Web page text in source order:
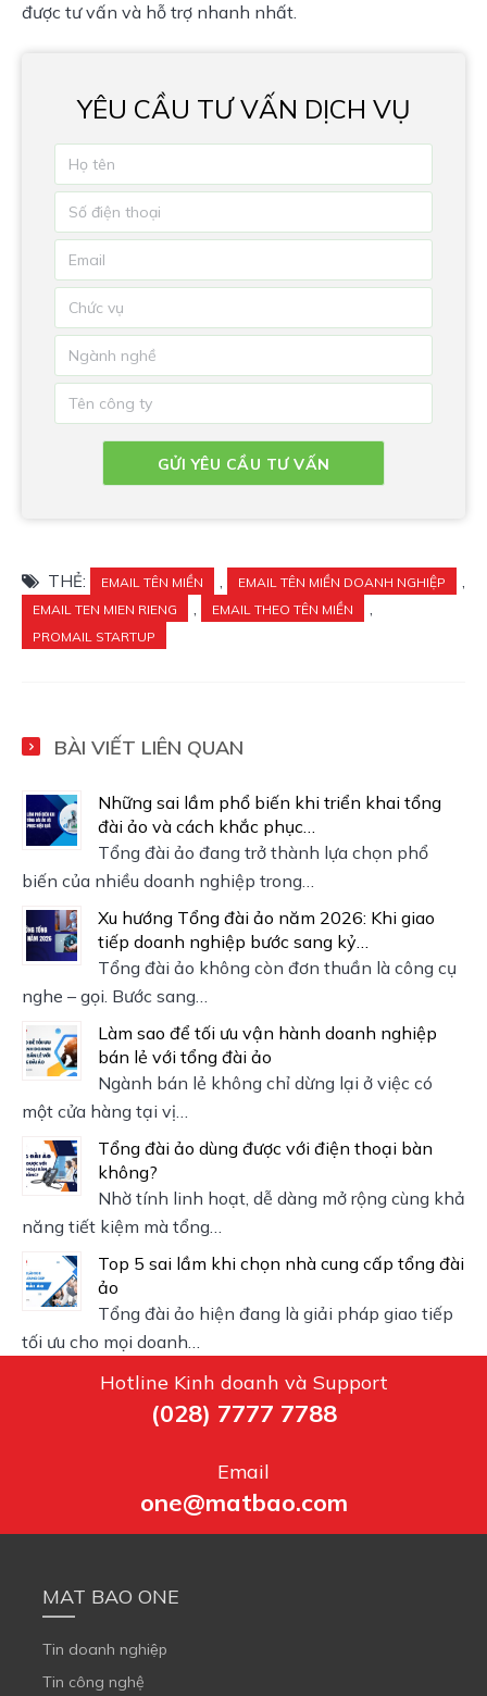
được tư vấn và hỗ trợ nhanh nhất.
YÊU CẦU TƯ VẤN DỊCH VỤ
THẺ: EMAIL TÊN MIỀN , EMAIL TÊN MIỀN DOANH NGHIỆP ,
EMAIL TEN MIEN RIENG , EMAIL THEO TÊN MIỀN ,
PROMAIL STARTUP
BÀI VIẾT LIÊN QUAN
Những sai lầm phổ biến khi triển khai tổng
đài ảo và cách khắc phục…
Tổng đài ảo đang trở thành lựa chọn phổ
biến của nhiều doanh nghiệp trong…
Xu hướng Tổng đài ảo năm 2026: Khi giao
tiếp doanh nghiệp bước sang kỷ…
Tổng đài ảo không còn đơn thuần là công cụ
nghe – gọi. Bước sang…
Làm sao để tối ưu vận hành doanh nghiệp
bán lẻ với tổng đài ảo
Ngành bán lẻ không chỉ dừng lại ở việc có
một cửa hàng tại vị…
Tổng đài ảo dùng được với điện thoại bàn
không?
Nhờ tính linh hoạt, dễ dàng mở rộng cùng khả
năng tiết kiệm mà tổng…
Top 5 sai lầm khi chọn nhà cung cấp tổng đài
ảo
Tổng đài ảo hiện đang là giải pháp giao tiếp
tối ưu cho mọi doanh…
Hotline Kinh doanh và Support
(028) 7777 7788
Email
one@matbao.com
MAT BAO ONE
Tin doanh nghiệp
Tin công nghệ